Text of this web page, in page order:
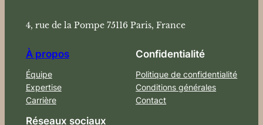
4, rue de la Pompe 75116 Paris, France
À propos
Équipe
Expertise
Carrière
Confidentialité
Politique de confidentialité
Conditions générales
Contact
Réseaux sociaux